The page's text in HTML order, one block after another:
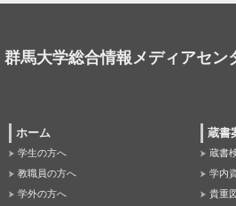
群馬大学総合情報メディアセン
ホーム
学生の方へ
教職員の方へ
学外の方へ
蔵書
蔵書
学内
貴重